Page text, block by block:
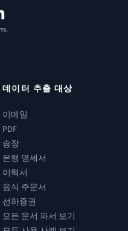
데이터 추출 대상
이메일
PDF
송장
은행 명세서
이력서
음식 주문서
선하증권
모든 문서 파서 보기